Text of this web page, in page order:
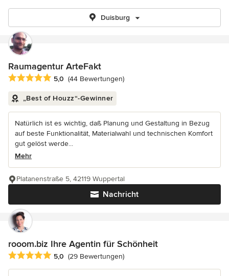
Duisburg
Raumagentur ArteFakt
Durchschnittliche Bewertung: 5 von 5 Sternen
5,0 (44 Bewertungen)
„Best of Houzz“-Gewinner
Natürlich ist es wichtig, daß Planung und Gestaltung in Bezug
auf beste Funktionalität, Materialwahl und technischen Komfort
gut gelöst werde...
Mehr
Nachricht
Platanenstraße 5, 42119 Wuppertal
rooom.biz Ihre Agentin für Schönheit
Durchschnittliche Bewertung: 5 von 5 Sternen
5,0 (29 Bewertungen)